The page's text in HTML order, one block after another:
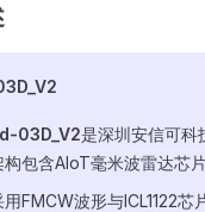
03D_V2是深圳安信可科
构包含AIoT毫米波雷达芯
用FMCW波形与ICL1122